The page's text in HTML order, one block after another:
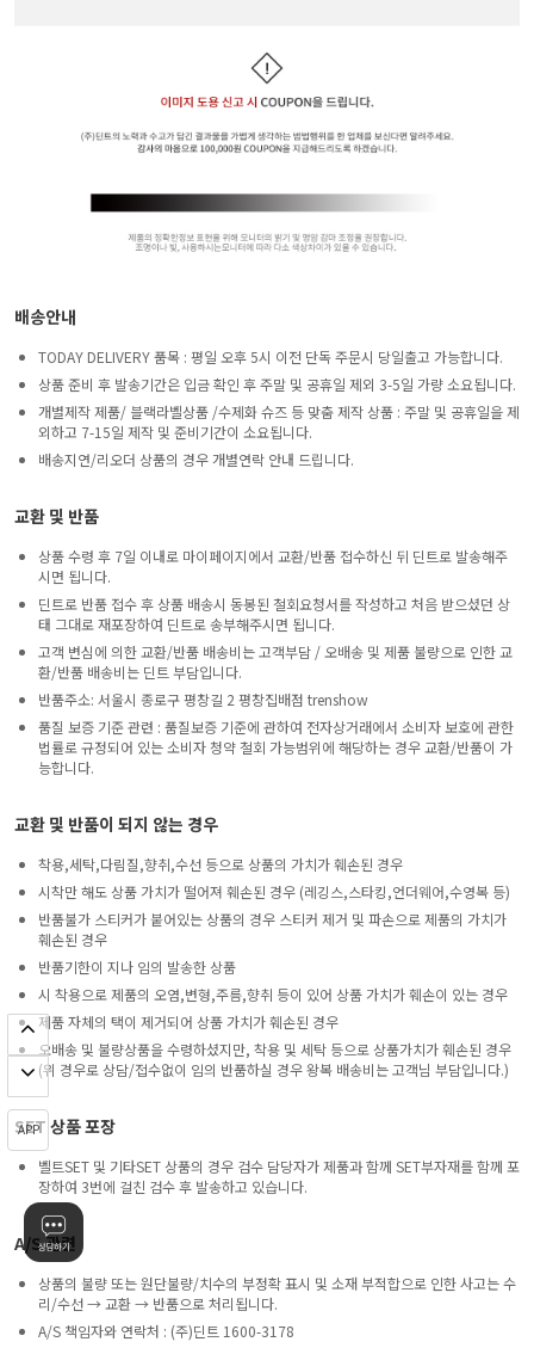
APP
배송안내
TODAY DELIVERY 품목 : 평일 오후 5시 이전 단독 주문시 당일출고 가능합니다.
상품 준비 후 발송기간은 입금 확인 후 주말 및 공휴일 제외 3-5일 가량 소요됩니다.
개별제작 제품/ 블랙라벨상품 /수제화 슈즈 등 맞춤 제작 상품 : 주말 및 공휴일을 제
외하고 7-15일 제작 및 준비기간이 소요됩니다.
배송지연/리오더 상품의 경우 개별연락 안내 드립니다.
교환 및 반품
상품 수령 후 7일 이내로 마이페이지에서 교환/반품 접수하신 뒤 딘트로 발송해주
시면 됩니다.
딘트로 반품 접수 후 상품 배송시 동봉된 철회요청서를 작성하고 처음 받으셨던 상
태 그대로 재포장하여 딘트로 송부해주시면 됩니다.
고객 변심에 의한 교환/반품 배송비는 고객부담 / 오배송 및 제품 불량으로 인한 교
환/반품 배송비는 딘트 부담입니다.
반품주소: 서울시 종로구 평창길 2 평창집배점 trenshow
품질 보증 기준 관련 : 품질보증 기준에 관하여 전자상거래에서 소비자 보호에 관한
법률로 규정되어 있는 소비자 청약 철회 가능범위에 해당하는 경우 교환/반품이 가
능합니다.
교환 및 반품이 되지 않는 경우
착용,세탁,다림질,향취,수선 등으로 상품의 가치가 훼손된 경우
시착만 해도 상품 가치가 떨어져 훼손된 경우 (레깅스,스타킹,언더웨어,수영복 등)
반품불가 스티커가 붙어있는 상품의 경우 스티커 제거 및 파손으로 제품의 가치가
훼손된 경우
반품기한이 지나 임의 발송한 상품
시 착용으로 제품의 오염,변형,주름,향취 등이 있어 상품 가치가 훼손이 있는 경우
제품 자체의 택이 제거되어 상품 가치가 훼손된 경우
오배송 및 불량상품을 수령하셨지만, 착용 및 세탁 등으로 상품가치가 훼손된 경우
(위 경우로 상담/접수없이 임의 반품하실 경우 왕복 배송비는 고객님 부담입니다.)
SET 상품 포장
벨트SET 및 기타SET 상품의 경우 검수 담당자가 제품과 함께 SET부자재를 함께 포
장하여 3번에 걸친 검수 후 발송하고 있습니다.
A/S 관련
상품의 불량 또는 원단불량/치수의 부정확 표시 및 소재 부적합으로 인한 사고는 수
리/수선 → 교환 → 반품으로 처리됩니다.
A/S 책임자와 연락처 : (주)딘트 1600-3178